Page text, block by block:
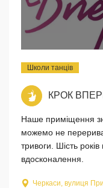
Школи танців
КРОК
Наше приміщення
можемо не
тривоги. Шість років
вдосконалення.
Черкаси, вулиця